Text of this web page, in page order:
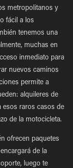
metropolitanos y
fácil a los
tenemos una
muchas en
inmediato para
nuevos caminos
permite a
alquileres de
esos raros casos de
de la motocicleta.
ofrecen paquetes
de la
luego te